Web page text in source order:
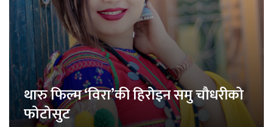
थारु फिल्म ‘विरा’की हिरोइन समु चौधरीको
फोटोसुट